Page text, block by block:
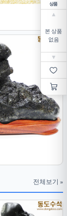
상품
▲
본 상품
없음
▼
전체보기 »